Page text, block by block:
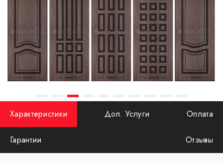
Характеристики Доп. Услуги Оплата
Гарантии Отзывы